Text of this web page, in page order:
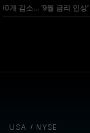
감소… ‘9월 금리 인상’
USA / NYSE